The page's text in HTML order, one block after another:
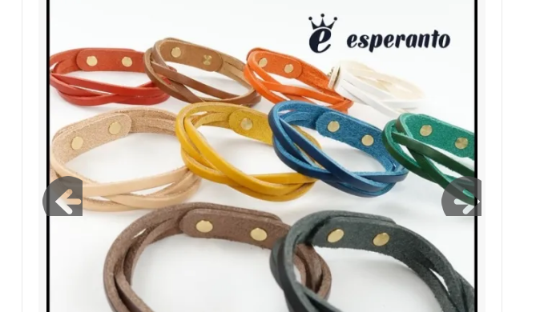
hayt/ハイト
PRODUCT LAB./プロダクトラボ Si/エスアイ
FLISTFIA/フリストフィア Bernabeu/ベルナベウ